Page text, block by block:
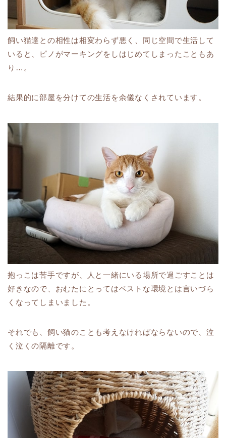
飼い猫達との相性は相変わらず悪く、同じ空間で生活して
いると、ピノがマーキングをしはじめてしまったこともあ
り…。
結果的に部屋を分けての生活を余儀なくされています。
抱っこは苦手ですが、人と一緒にいる場所で過ごすことは
好きなので、おむたにとってはベストな環境とは言いづら
くなってしまいました。
それでも、飼い猫のことも考えなければならないので、泣
く泣くの隔離です。